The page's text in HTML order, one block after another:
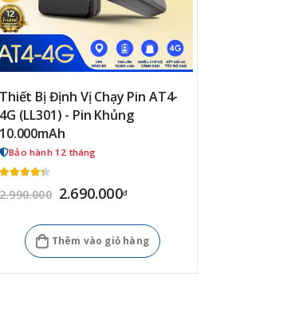
Thiết Bị Định Vị Chạy Pin AT4-
4G (LL301) - Pin Khủng
10.000mAh
Bảo hành 12 tháng
2.990.000 2.690.000đ
Thêm vào giỏ hàng